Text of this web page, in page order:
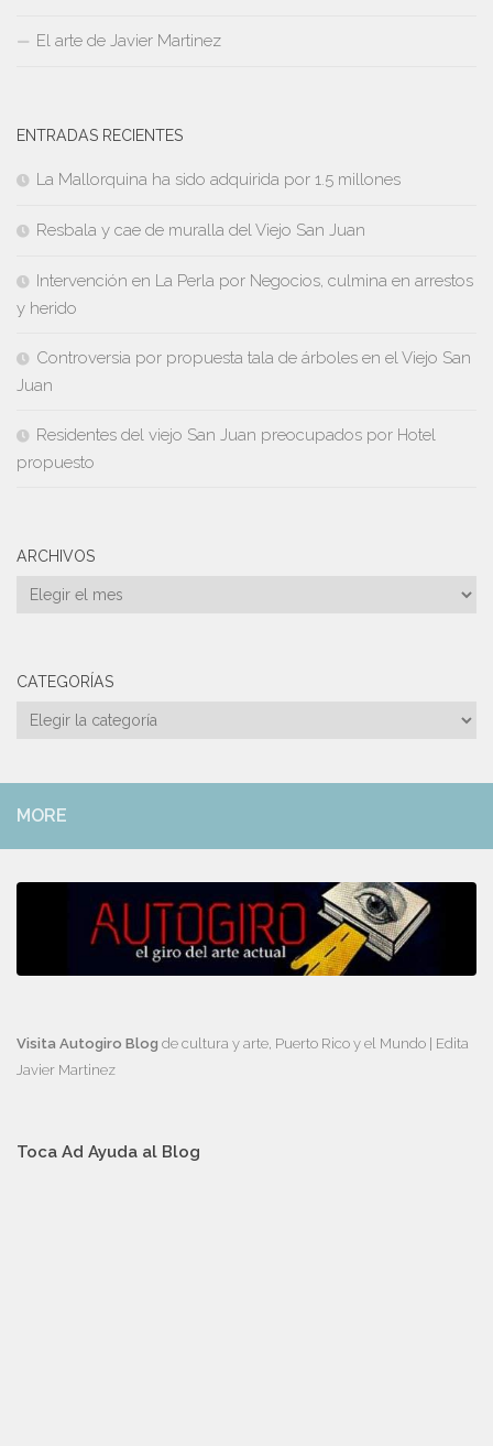
El arte de Javier Martinez
ENTRADAS RECIENTES
La Mallorquina ha sido adquirida por 1.5 millones
Resbala y cae de muralla del Viejo San Juan
Intervención en La Perla por Negocios, culmina en arrestos
y herido
Controversia por propuesta tala de árboles en el Viejo San
Juan
Residentes del viejo San Juan preocupados por Hotel
propuesto
ARCHIVOS
Archivos
CATEGORÍAS
Categorías
MORE
Visita Autogiro Blog de cultura y arte, Puerto Rico y el Mundo | Edita
Javier Martinez
Toca Ad Ayuda al Blog